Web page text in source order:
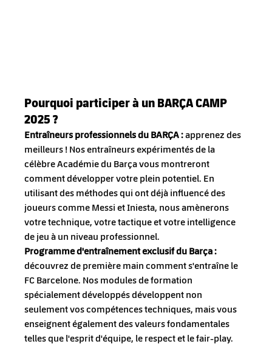
Pourquoi participer à un BARÇA CAMP
2025 ?
Entraîneurs professionnels du BARÇA :apprenez des
meilleurs ! Nos entraîneurs expérimentés de la
célèbre Académie du Barça vous montreront
comment développer votre plein potentiel. En
utilisant des méthodes qui ont déjà influencé des
joueurs comme Messi et Iniesta, nous amènerons
votre technique, votre tactique et votre intelligence
de jeu à un niveau professionnel.
Programme d'entraînement exclusif du Barça :
découvrez de première main comment s'entraîne le
FC Barcelone. Nos modules de formation
spécialement développés développent non
seulement vos compétences techniques, mais vous
enseignent également des valeurs fondamentales
telles que l'esprit d'équipe, le respect et le fair-play.